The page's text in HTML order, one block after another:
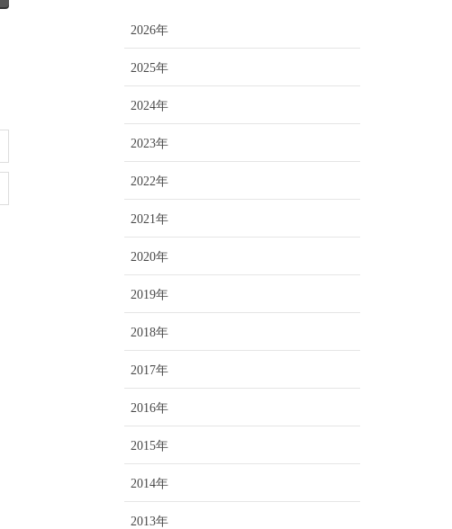
2026年
2025年
2024年
2023年
2022年
2021年
2020年
2019年
2018年
2017年
2016年
2015年
2014年
2013年